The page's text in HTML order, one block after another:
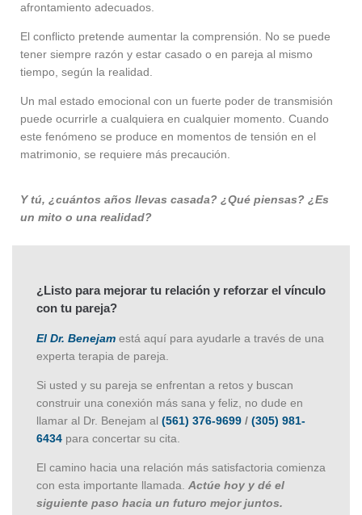
afrontamiento adecuados.
El conflicto pretende aumentar la comprensión. No se puede
tener siempre razón y estar casado o en pareja al mismo
tiempo, según la realidad.
Un mal estado emocional con un fuerte poder de transmisión
puede ocurrirle a cualquiera en cualquier momento. Cuando
este fenómeno se produce en momentos de tensión en el
matrimonio, se requiere más precaución.
Y tú, ¿cuántos años llevas casada? ¿Qué piensas? ¿Es
un mito o una realidad?
¿Listo para mejorar tu relación y reforzar el vínculo
con tu pareja?
El Dr. Benejam está aquí para ayudarle a través de una
experta terapia de pareja.
Si usted y su pareja se enfrentan a retos y buscan
construir una conexión más sana y feliz, no dude en
llamar al Dr. Benejam al (561) 376-9699 / (305) 981-
6434 para concertar su cita.
El camino hacia una relación más satisfactoria comienza
con esta importante llamada. Actúe hoy y dé el
siguiente paso hacia un futuro mejor juntos.